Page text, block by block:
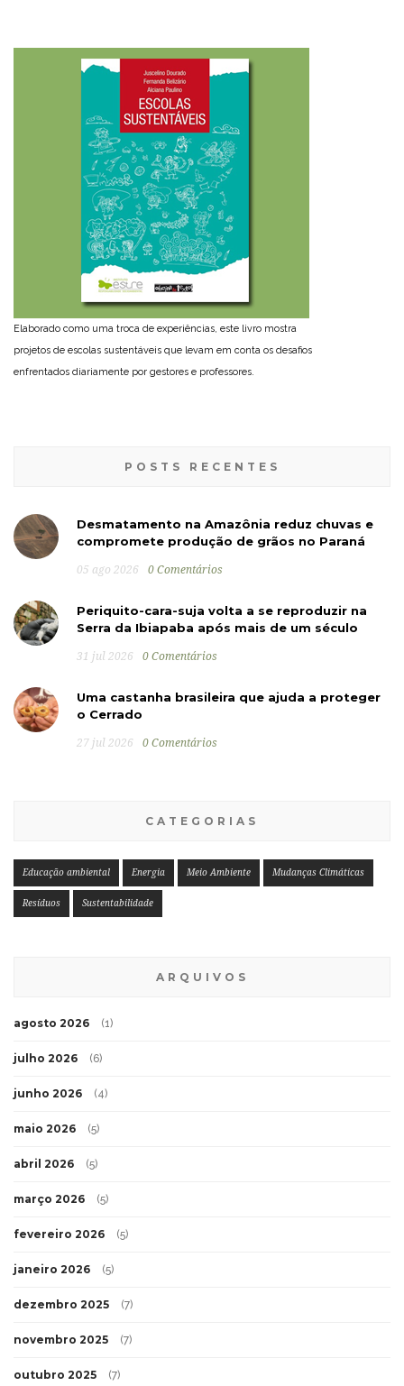
Elaborado como uma troca de experiências, este livro mostra
projetos de escolas sustentáveis que levam em conta os desafios
enfrentados diariamente por gestores e professores.
POSTS RECENTES
Desmatamento na Amazônia reduz chuvas e
compromete produção de grãos no Paraná
05 ago 2026 0 Comentários
Periquito-cara-suja volta a se reproduzir na
Serra da Ibiapaba após mais de um século
31 jul 2026 0 Comentários
Uma castanha brasileira que ajuda a proteger
o Cerrado
27 jul 2026 0 Comentários
CATEGORIAS
Educação ambiental Energia Meio Ambiente Mudanças Climáticas
Resíduos Sustentabilidade
ARQUIVOS
agosto 2026 (1)
julho 2026 (6)
junho 2026 (4)
maio 2026 (5)
abril 2026 (5)
março 2026 (5)
fevereiro 2026 (5)
janeiro 2026 (5)
dezembro 2025 (7)
novembro 2025 (7)
outubro 2025 (7)